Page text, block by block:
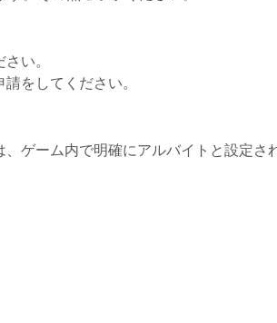
い。
をしてください。
ゲーム内で明確にアルバイトと設定さ